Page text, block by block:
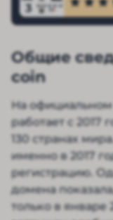
3
Общие
coin
На официальном
работает с 2017
130 странах
именно в 2017
регистрацию.
домена
только в январе